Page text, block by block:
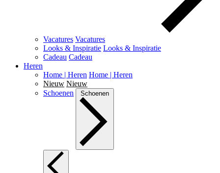
Vacatures Vacatures
Looks & Inspiratie Looks & Inspiratie
Cadeau Cadeau
Heren
Home | Heren Home | Heren
Nieuw Nieuw
Schoenen
Schoenen